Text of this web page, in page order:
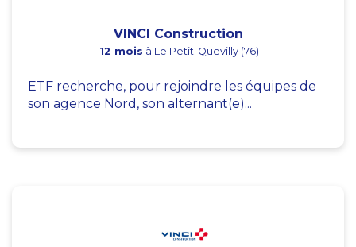
VINCI Construction
12 mois à Le Petit-Quevilly (76)
ETF recherche, pour rejoindre les équipes de
son agence Nord, son alternant(e)...